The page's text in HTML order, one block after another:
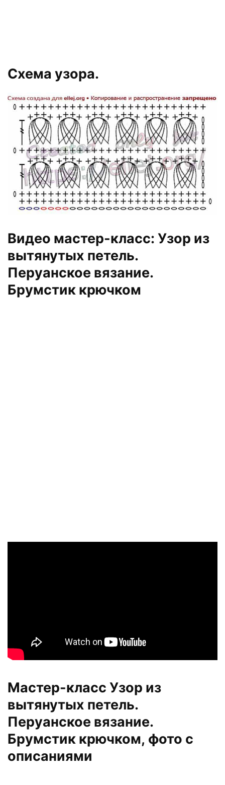
Схема узора.
Видео мастер-класс: Узор из
вытянутых петель.
Перуанское вязание.
Брумстик крючком
Мастер-класс Узор из
вытянутых петель.
Перуанское вязание.
Брумстик крючком, фото с
описаниями